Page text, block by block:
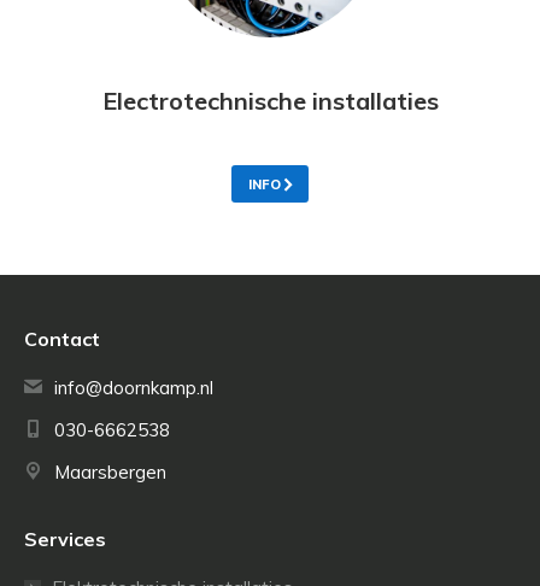
Electrotechnische installaties
INFO
Contact
info@doornkamp.nl
030-6662538
Maarsbergen
Services